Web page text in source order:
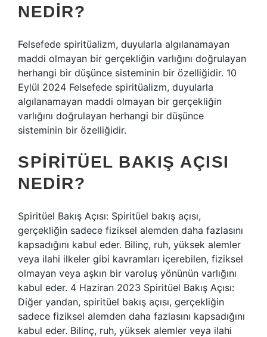
NEDIR?
Felsefede spiritüalizm, duyularla algılanamayan
maddi olmayan bir gerçekliğin varlığını doğrulayan
herhangi bir düşünce sisteminin bir özelliğidir. 10
Eylül 2024 Felsefede spiritüalizm, duyularla
algılanamayan maddi olmayan bir gerçekliğin
varlığını doğrulayan herhangi bir düşünce
sisteminin bir özelliğidir.
SPIRITÜEL BAKIŞ AÇISI
NEDIR?
Spiritüel Bakış Açısı: Spiritüel bakış açısı,
gerçekliğin sadece fiziksel alemden daha fazlasını
kapsadığını kabul eder. Bilinç, ruh, yüksek alemler
veya ilahi ilkeler gibi kavramları içerebilen, fiziksel
olmayan veya aşkın bir varoluş yönünün varlığını
kabul eder. 4 Haziran 2023 Spiritüel Bakış Açısı:
Diğer yandan, spiritüel bakış açısı, gerçekliğin
sadece fiziksel alemden daha fazlasını kapsadığını
kabul eder. Bilinç, ruh, yüksek alemler veya ilahi